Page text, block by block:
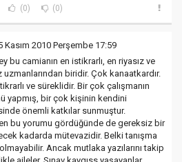
(0) (0)
Kasım 2010 Perşembe 17:59
bu camianın en istikrarlı, en riyasız ve
uzmanlarından biridir. Çok kanaatkardır.
ve süreklidir. Bir çok çalışmanın
yapmış, bir çok kişinin kendini
önemli katkılar sunmuştur.
bu yorumu gördüğünde de gereksiz bir
kadarda mütevazidir. Belki tanışma
Ancak mutlaka yazılarını takip